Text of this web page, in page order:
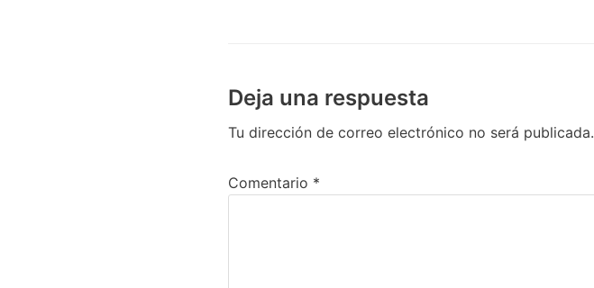
Deja una respuesta
Tu dirección de correo electrónico no será publicada.
Comentario *